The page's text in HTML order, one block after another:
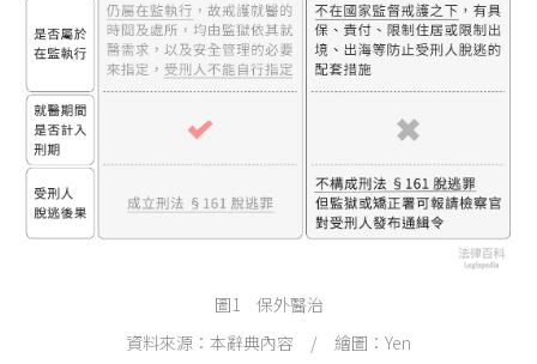
圖1 保外醫治
資料來源：本辭典內容 / 繪圖：Yen